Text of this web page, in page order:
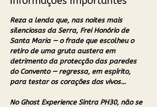
Reza a lenda que, nas noites mais
silenciosas da Serra, Frei Honório de
Santa Maria — o frade que escolheu o
retiro de uma gruta austera em
detrimento da protecção das paredes
do Convento — regressa, em espírito,
para testar os corações dos vivos…
No Ghost Experience Sintra PH30, não se